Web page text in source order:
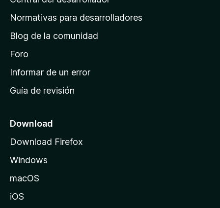
a
e
i
n
c
o
e
M
i
Normativas para desarrolladores
Blog de la comunidad
Foro
Informar de un error
Guía de revisión
Download
Download Firefox
Windows
macOS
iOS